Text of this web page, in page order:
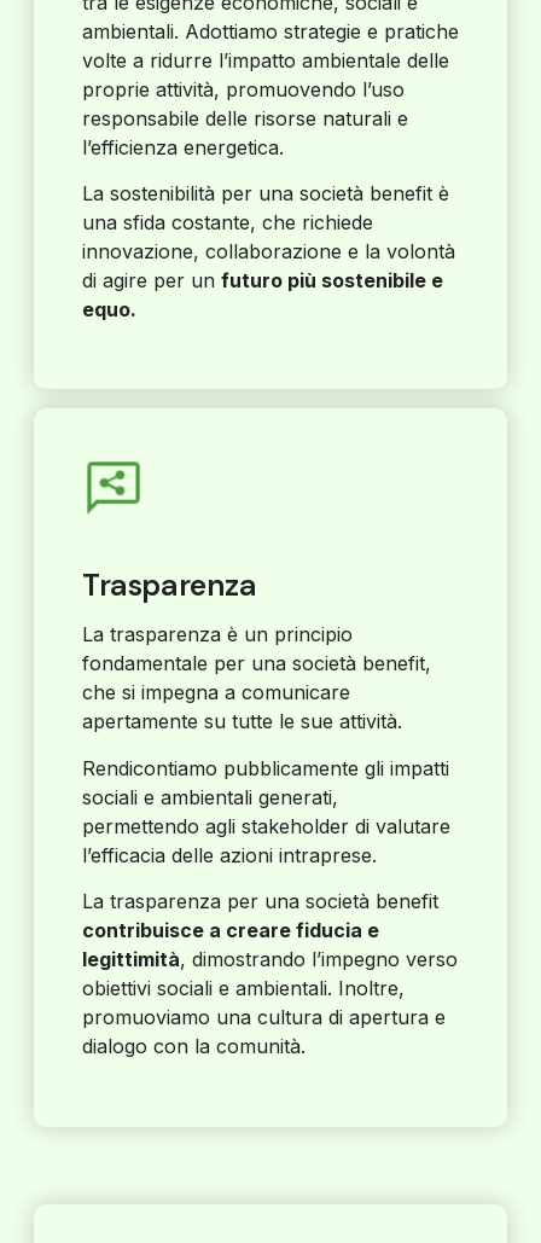
ambientali. Adottiamo strategie e pratiche
volte a ridurre l’impatto ambientale delle
proprie attività, promuovendo l’uso
responsabile delle risorse naturali e
l’efficienza energetica.
La sostenibilità per una società benefit è
una sfida costante, che richiede
innovazione, collaborazione e la volontà
di agire per un futuro più sostenibile e
equo.
Trasparenza
La trasparenza è un principio
fondamentale per una società benefit,
che si impegna a comunicare
apertamente su tutte le sue attività.
Rendicontiamo pubblicamente gli impatti
sociali e ambientali generati,
permettendo agli stakeholder di valutare
l’efficacia delle azioni intraprese.
La trasparenza per una società benefit
contribuisce a creare fiducia e
legittimità, dimostrando l’impegno verso
obiettivi sociali e ambientali. Inoltre,
promuoviamo una cultura di apertura e
dialogo con la comunità.